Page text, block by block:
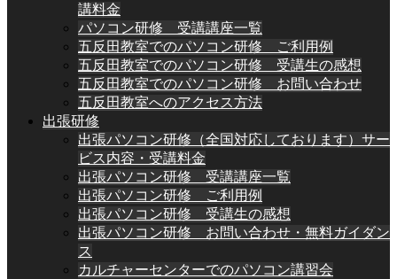
講料金
パソコン研修 受講講座一覧
五反田教室でのパソコン研修 ご利用例
五反田教室でのパソコン研修 受講生の感想
五反田教室でのパソコン研修 お問い合わせ
五反田教室へのアクセス方法
出張研修
出張パソコン研修（全国対応しております）サー
ビス内容・受講料金
出張パソコン研修 受講講座一覧
出張パソコン研修 ご利用例
出張パソコン研修 受講生の感想
出張パソコン研修 お問い合わせ・無料ガイダン
ス
カルチャーセンターでのパソコン講習会